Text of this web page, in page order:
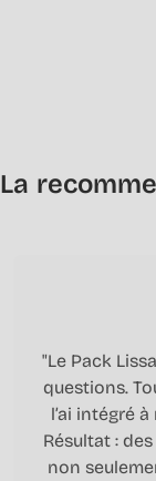
La
"Le Pack
questions.
l’ai intégré
Résultat :
non